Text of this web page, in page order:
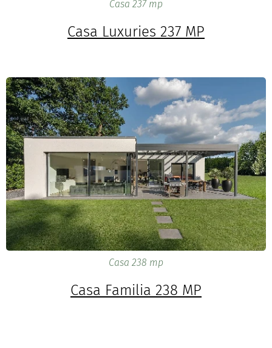
Casa 237 mp
Casa Luxuries 237 MP
Casa 238 mp
Casa Familia 238 MP